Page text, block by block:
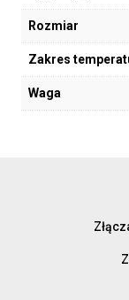
Rozmiar
Zakres
Waga